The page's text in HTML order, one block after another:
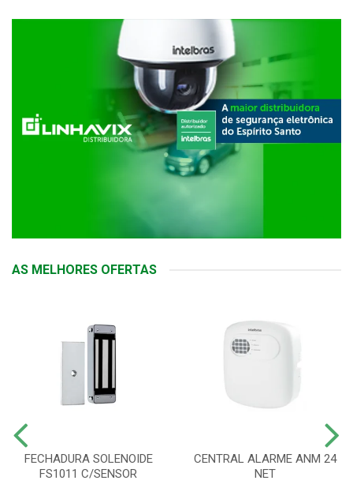
AS MELHORES OFERTAS
FECHADURA SOLENOIDE
FS1011 C/SENSOR
CENTRAL ALARME ANM 24
NET